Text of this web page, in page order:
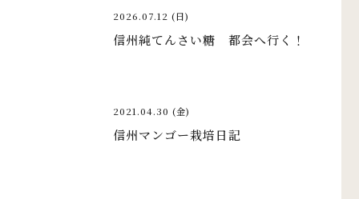
2026.07.12 (日)
信州純てんさい糖 都会へ行く！
2021.04.30 (金)
信州マンゴー栽培日記